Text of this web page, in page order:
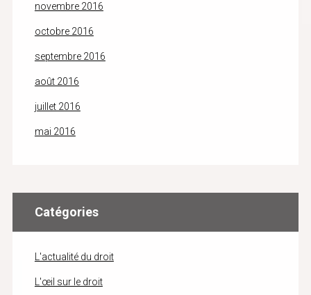
novembre 2016
octobre 2016
septembre 2016
août 2016
juillet 2016
mai 2016
Catégories
L'actualité du droit
L'œil sur le droit